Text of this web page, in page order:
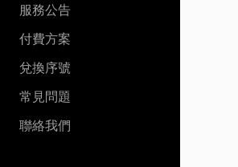
服務公告
付費方案
兌換序號
常見問題
聯絡我們